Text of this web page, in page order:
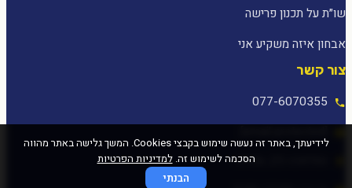
שו״ת על תכנון פרישה
אבחון איזה משקיע אני
צור קשר
077-6070355
לידיעתך, באתר זה נעשה שימוש בקבצי Cookies. המשך גלישה באתר מהווה
הסכמה לשימוש זה.למדיניות הפרטיות
הבנתי